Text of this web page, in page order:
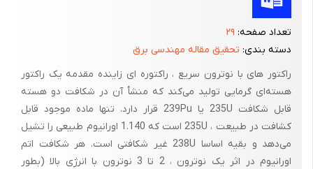
انرژیEnergy: به معنای نیرو ، قوه ، قدرت ، توانایی واستعداد کار
وکوشش است.
انرژی هسته ای :انرژی حا صل از شکافت هسته
کشاورزی :به معنای کشت ورزی – زراعت – کاشت وبرداشت محصول
تعداد صفحه: ۲۹
دسته بندی: تحقیق مقاله مهندسی برق
راکتور های با نوترون سریع ، راکتوره ای زاینده مقدمه یک راکتور
هسته‌ای گرمایی تولید می‌کند که منشأ آن در شکافت دو هسته
قابل شکافت 235U یا 239Pu قرار دارد. تنها ماده موجود قابل
کشافت در طبیعت ، 235U است که 1.140 اورانیوم طبیعی را تشیل
می‌دهد و بقیه اساسا 238U غیر شکافتی است. هر شکافت اتم
اورانیوم در اثر یک نوترون ، 2 تا 3 نوترون با انرژی بالا (بطور